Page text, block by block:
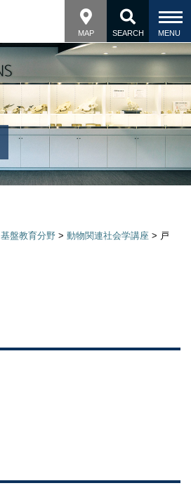
MAP SEARCH
基盤教育分野 > 動物関連社会学講座 > 戸